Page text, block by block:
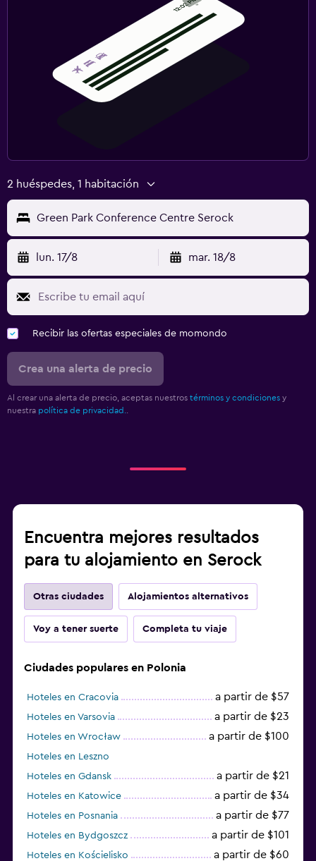
2 huéspedes, 1 habitación
Green Park Conference Centre Serock
lun. 17/8 mar. 18/8
Recibir las ofertas especiales de momondo
Crea una alerta de precio
Al crear una alerta de precio, aceptas nuestros términos y condiciones y
nuestra política de privacidad.
Encuentra mejores resultados
para tu alojamiento en Serock
Otras ciudades Alojamientos alternativos
Voy a tener suerte Completa tu viaje
Ciudades populares en Polonia
Hoteles en Cracovia a partir de $57
Hoteles en Varsovia a partir de $23
Hoteles en Wrocław a partir de $100
Hoteles en Leszno
Hoteles en Gdansk
a partir de $21
Hoteles en Katowice a partir de $34
Hoteles en Posnania a partir de $77
Hoteles en Bydgoszcz a partir de $101
Hoteles en Kościelisko a partir de $60